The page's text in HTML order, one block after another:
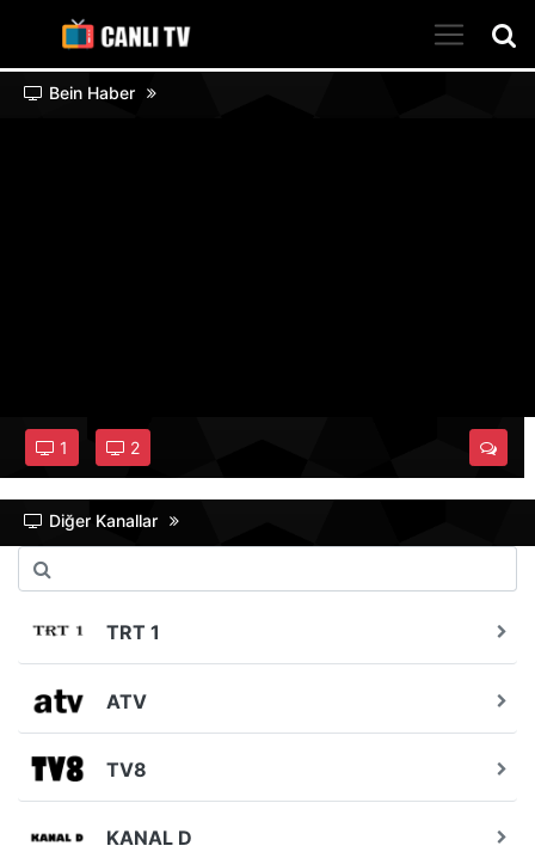
Bein Haber
1 2
Diğer Kanallar
TRT 1
ATV
TV8
KANAL D